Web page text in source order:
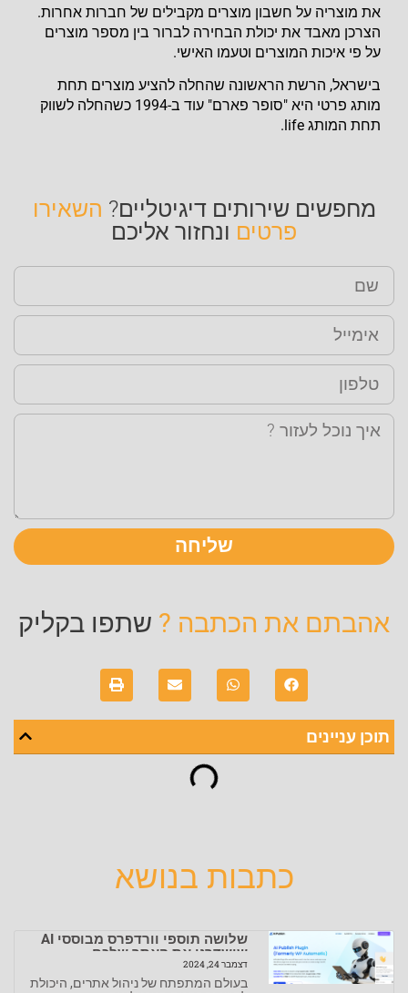
את מוצריה על חשבון מוצרים מקבילים של חברות אחרות.
הצרכן מאבד את יכולת הבחירה לברור בין מספר מוצרים
על פי איכות המוצרים וטעמו האישי.
בישראל, הרשת הראשונה שהחלה להציע מוצרים תחת
מותג פרטי היא "סופר פארם" עוד ב-1994 כשהחלה לשווק
תחת המותג life.
מחפשים שירותים דיגיטליים?השאירו
פרטיםונחזור אליכם
שליחה
אהבתם את הכתבה ?שתפו בקליק
תוכן עניינים
כתבות בנושא
שלושה תוספי וורדפרס מבוססי AI
שישדרגו את האתר שלכם
דצמבר 24, 2024
בעולם המתפתח של ניהול אתרים, היכולת